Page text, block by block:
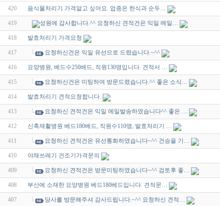
420 음식물처리기 가격알고 싶어요. 업종은 한식과 순두…
419 성원에 감사합니다.^^ 요청하신 견적건은 익일 메일…
418 발효처리기 가격요청
417 요청하신건은 익일 유선으로 드렸습니다.~^^
416 요양병원, 베드수250배드, 직원130명입니다. 견적서 …
415 요청하신건은 미팅하여 방문드렸습니다.^^ 좋은 소식…
414 발효처리기 견적요청합니다.
413 요청하신 견적건은 익일 메일발송하였습니다^^ 좋은 …
412 신축재활병원 베드180베드, 직원수110명, 발효처리기 …
411 요청하신 견적건은 유선통화하였습니다~^^ 건승을 기…
410 야채쓰레기 건조기가격문의
409 요청하신 견적건은 방문미팅하였습니다~^^ 검토후 좋…
408 부산에 소재한 요양병원 베드180베드입니다. 견적문…
407 당사를 방문해주셔 감사드립니다.~^^ 요청하신 견적…